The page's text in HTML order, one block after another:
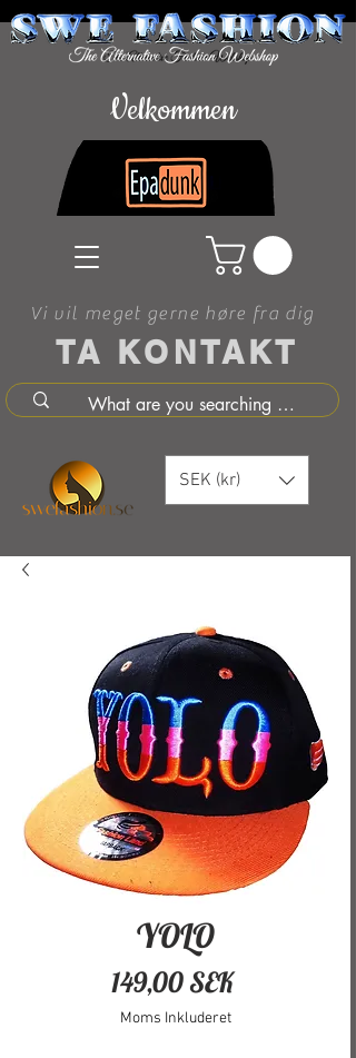
TA KONTAKT
Vi vil meget gerne høre fra dig
Velkommen
SEK (kr)
YOLO
149,00 SEKPris
Moms Inkluderet